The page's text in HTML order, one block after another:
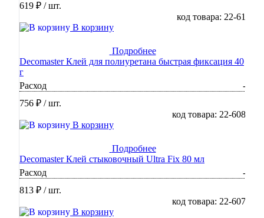
619 ₽ / шт.
код товара: 22-61
В корзину
Подробнее
Decomaster Клей для полиуретана быстрая фиксация 40
г
Расход
-
756 ₽ / шт.
код товара: 22-608
В корзину
Подробнее
Decomaster Клей стыковочный Ultra Fix 80 мл
Расход
-
813 ₽ / шт.
код товара: 22-607
В корзину